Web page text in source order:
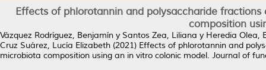
Effects of phlorotannin and polysaccharide
composition
Vázquez Rodríguez, Benjamín y Santos Zea, Liliana y Heredia Olea,
Cruz Suárez, Lucía Elizabeth (2021) Effects of phlorotannin and
microbiota composition using an in vitro colonic model. Journal of